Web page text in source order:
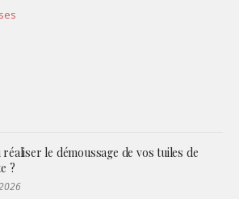
le démoussage de vos tuiles de
?